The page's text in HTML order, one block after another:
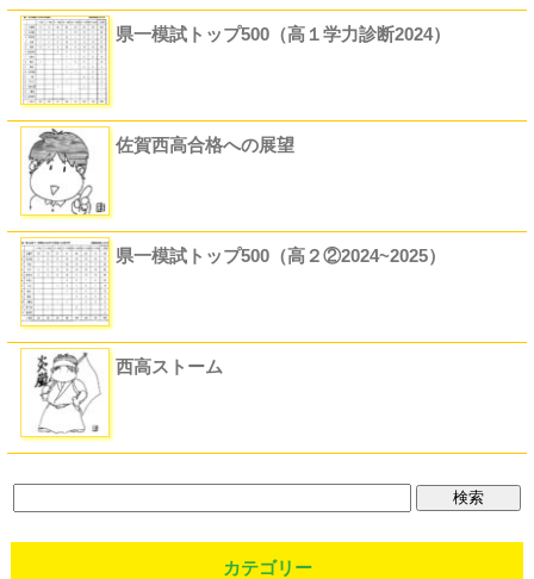
県一模試トップ500（高１学力診断2024）
佐賀西高合格への展望
県一模試トップ500（高２②2024~2025）
西高ストーム
カテゴリー